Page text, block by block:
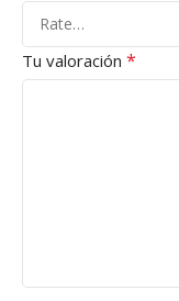
Tu valoración *